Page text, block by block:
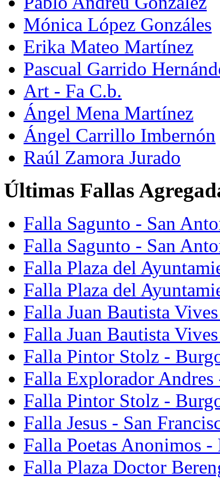
Mónica López Gonzáles
Erika Mateo Martínez
Pascual Garrido
Art - Fa C.b.
Ángel Mena Martínez
Ángel Carrillo Imbernón
Raúl Zamora Jurado
Últimas Fallas
Falla Sagunto - San
Falla Sagunto - San
Falla Plaza del
Falla Plaza del
Falla Juan Bautista
Falla Juan Bautista
Falla Pintor Stolz -
Falla Explorador Andres
Falla Pintor Stolz -
Falla Jesus - San
Falla Poetas Anonimos
Falla Plaza Doctor